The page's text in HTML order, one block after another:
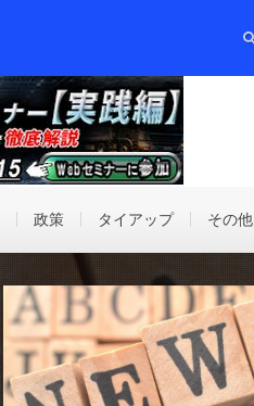
政策 タイアップ その他